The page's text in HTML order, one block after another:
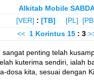
Alkitab Mobile
[VER] : [TB] [PL]
<< 1 Korintus 15 : 3
sangat penting telah
kuterima sendiri, ialah
dosa kita, sesuai dengan